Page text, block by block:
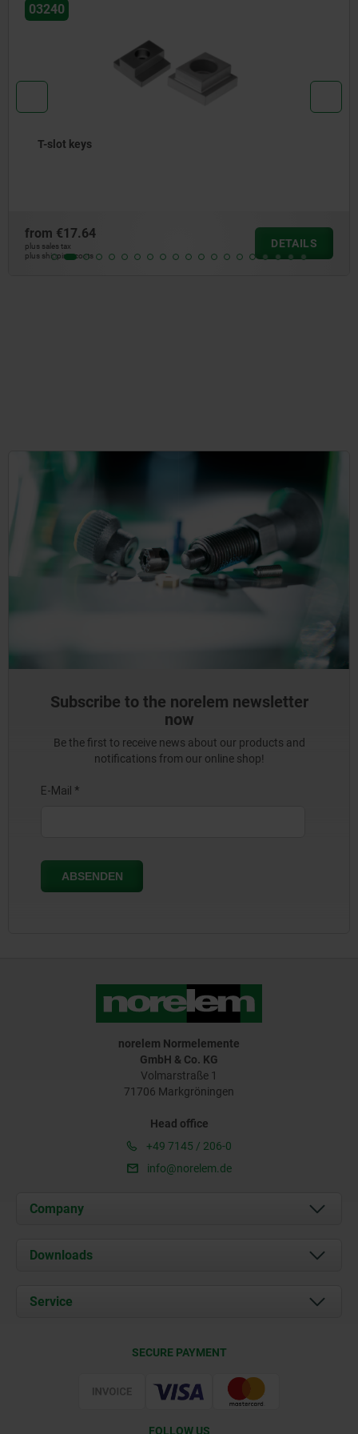
€19.26
plus shipping costs
Subscribe to the norelem newsletter
now
Be the first to receive news about our products and
notifications from our online shop!
norelem Normelemente
GmbH & Co. KG
Volmarstraße 1
71706 Markgröningen
Head office
+49 7145 / 206-0
info@norelem.de
Company
About us
Career
Downloads
Documents
Service
Web Support
SECURE PAYMENT
FOLLOW US